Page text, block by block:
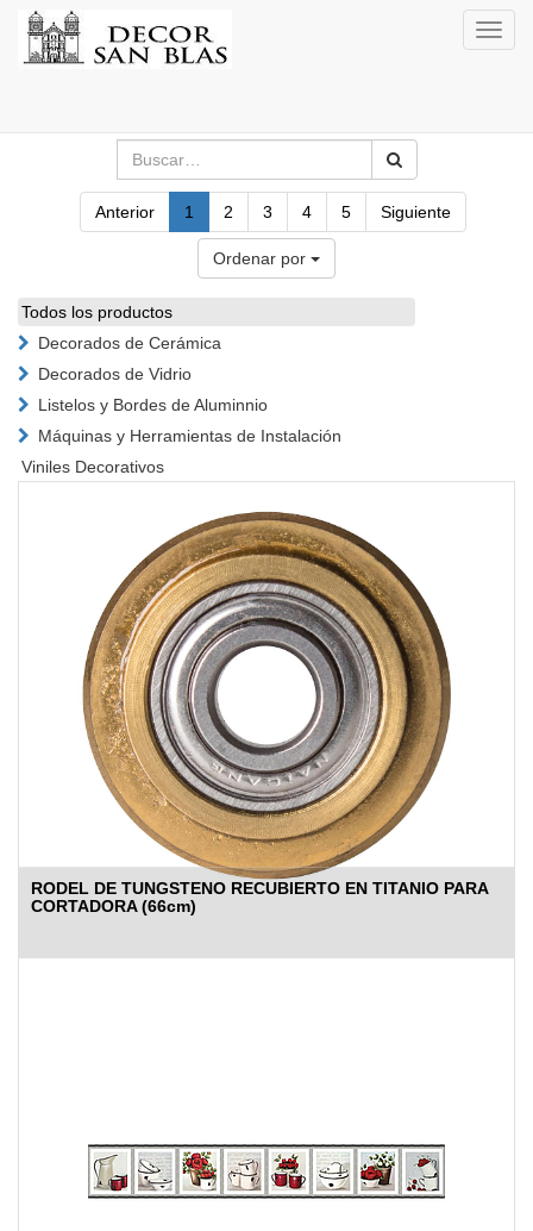
Anterior 1 2 3 4 5 Siguiente
Ordenar por
Todos los productos
Decorados de Cerámica
Decorados de Vidrio
Listelos y Bordes de Aluminnio
Máquinas y Herramientas de Instalación
Viniles Decorativos
RODEL DE TUNGSTENO RECUBIERTO EN TITANIO PARA
CORTADORA (66cm)